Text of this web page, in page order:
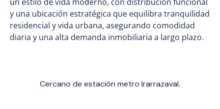
y una ubicación estratégica que equilibra tranquilidad
residencial y vida urbana, asegurando comodidad
diaria y una alta demanda inmobiliaria a largo plazo.
Cercano de estación metro Irarrazaval.